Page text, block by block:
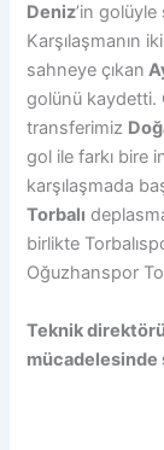
Deniz’in
Karşılaşmanın
sahneye çıkan
golünü kaydetti.
transferimiz
gol ile farkı bire
karşılaşmada
Torbalı
birlikte
Oğuzhanspor
Teknik
mücadelesinde